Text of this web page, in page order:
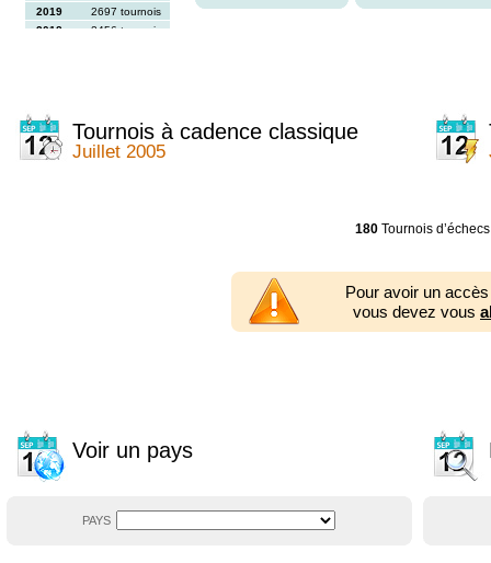
2019
2697 tournois
2018
2456 tournois
2013
2353 tournois
2012
2556 tournois
2011
2671 tournois
Tournois à cadence classique
Juillet 2005
180 Tournois d’échecs
Pour avoir un
vous devez vous
Voir un pays
PAYS